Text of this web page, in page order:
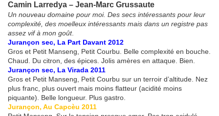
Camin Larredya – Jean-Marc Grussaute
Un nouveau domaine pour moi. Des secs intéressants pour leur
complexité, des moelleux intéressants mais dans un registre pas
assez vif à mon goût.
Jurançon sec, La Part Davant 2012
Gros et Petit Manseng, Petit Courbu. Belle complexité en bouche.
Chaud. Du citron, des épices. Jolis amères en attaque. Bien.
Jurançon sec, La Virada 2011
Gros et Petit Manseng, Petit Courbu sur un terroir d’altitude. Nez
plus franc, plus ouvert mais moins flatteur (acidité moins
piquante). Belle longueur. Plus gastro.
Jurançon, Au Capcèu 2011